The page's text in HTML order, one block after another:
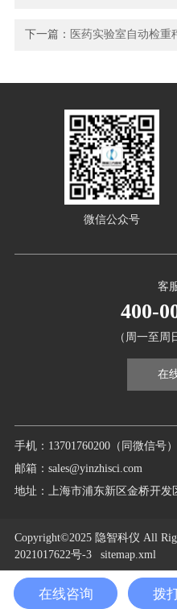
下一篇： 医药实验室自动检重
手机：13701760200（同微信号）
邮箱：sales@yinzhisci.com
地址：上海市浦东新区金桥开发
客
400-
（周一至周
在
微信公众号
Copyright©2025 隐智科仪 All
2021017622号-3
sitemap.xml
在线咨询 拨